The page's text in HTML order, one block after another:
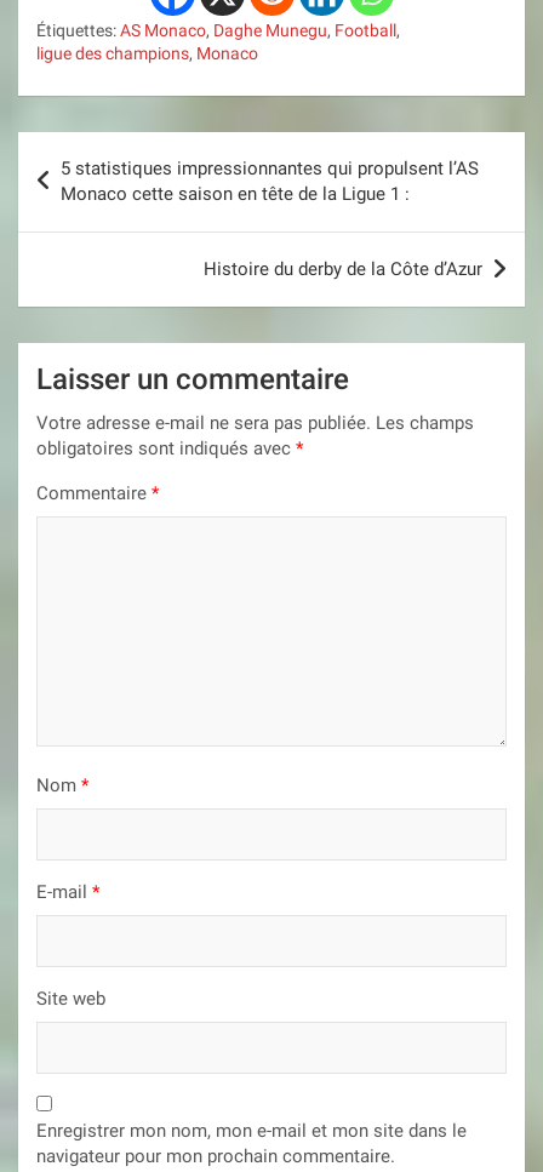
Étiquettes:AS Monaco, Daghe Munegu, Football,
ligue des champions, Monaco
de
l’article
5 statistiques impressionnantes qui propulsent l’AS
Monaco cette saison en tête de la Ligue 1 :
Histoire du derby de la Côte d’Azur
Laisser un commentaire
Votre adresse e-mail ne sera pas publiée. Les champs
obligatoires sont indiqués avec *
Commentaire *
Nom *
E-mail *
Site web
Enregistrer mon nom, mon e-mail et mon site dans le
navigateur pour mon prochain commentaire.